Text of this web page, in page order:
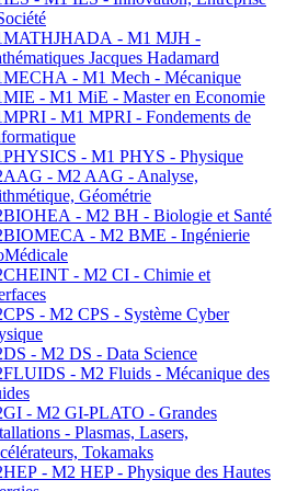
- M1 MJH -
Jacques Hadamard
- M1 Mech - Mécanique
- M1 MiE - Master en Economie
- M1 MPRI - Fondements de
- M1 PHYS - Physique
- M2 AAG - Analyse,
Géométrie
- M2 BH - Biologie et Santé
- M2 BME - Ingénierie
- M2 CI - Chimie et
- M2 CPS - Système Cyber
- M2 DS - Data Science
- M2 Fluids - Mécanique des
- M2 GI-PLATO - Grandes
- Plasmas, Lasers,
Tokamaks
- M2 HEP - Physique des Hautes